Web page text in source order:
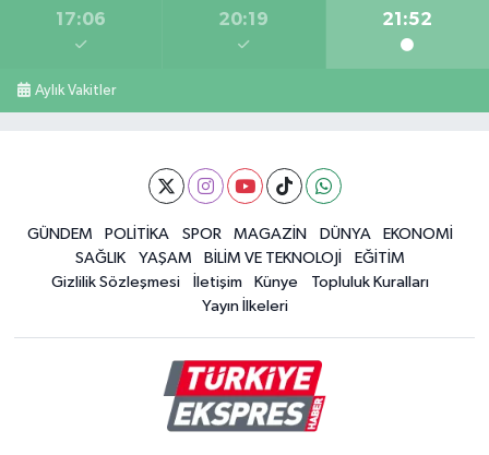
17:06 20:19 21:52
Aylık Vakitler
GÜNDEM POLİTİKA SPOR MAGAZİN DÜNYA
EKONOMİ
SAĞLIK
YAŞAM BİLİM VE TEKNOLOJİ
EĞİTİM
Gizlilik Sözleşmesi
İletişim Künye
Topluluk Kuralları
Yayın İlkeleri